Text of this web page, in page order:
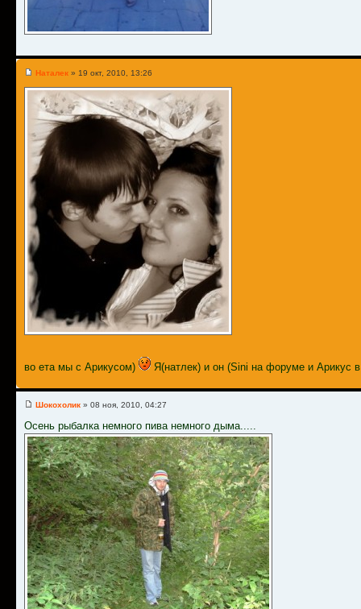
Наталек » 19 окт, 2010, 13:26
во ета мы с Арикусом) Я(натлек) и он (Sini на форуме и Арикус в
Шокохолик » 08 ноя, 2010, 04:27
Осень рыбалка немного пива немного дыма.....